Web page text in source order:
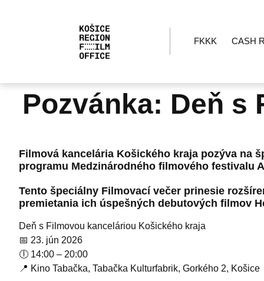
FKKK CASH
Pozvánka: Deň
Filmová kancelária Košického kraja pozýva na
programu Medzinárodného filmového festivalu
Tento špeciálny Filmovací večer prinesie
premietania ich úspešných debutových filmov
Deň s Filmovou kanceláriou Košického kraja
📅 23. jún 2026
🕕 14:00 – 20:00
📍 Kino Tabačka, Tabačka Kulturfabrik, Gorkého 2, Košice